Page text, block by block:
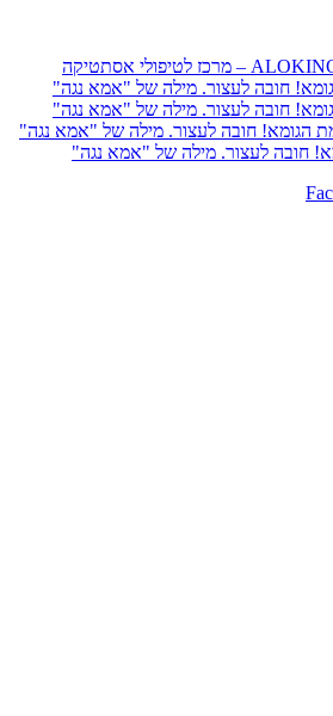
חובה לעצור. מילה של "אמא נגה"
חובה לעצור. מילה של "אמא נגה"
הגומא! חובה לעצור. מילה של "אמא נגה"
חובה לעצור. מילה של "אמא נגה"